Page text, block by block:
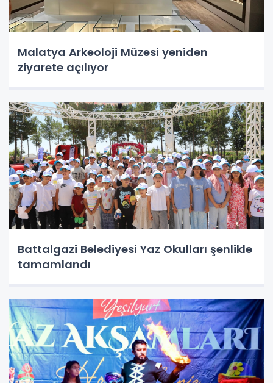
Malatya Arkeoloji Müzesi yeniden
ziyarete açılıyor
Battalgazi Belediyesi Yaz Okulları şenlikle
tamamlandı